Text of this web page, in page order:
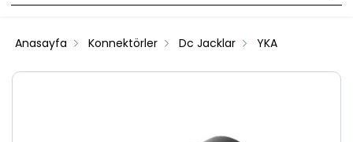
Anasayfa Konnektörler Dc Jacklar YKA